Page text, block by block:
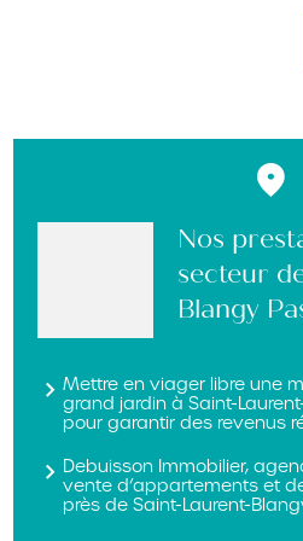
Nos
secteur
Blangy
Mettre en viager libre une
grand jardin à Saint-
pour garantir des revenus
Debuisson Immobilier,
vente d’appartements et
près de Saint-Laurent-